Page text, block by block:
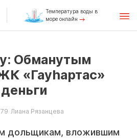
Температура воды в
море онлайн
Обманутым
«Гауhартас»
Лиана Рязанцева
дольщикам, вложившим